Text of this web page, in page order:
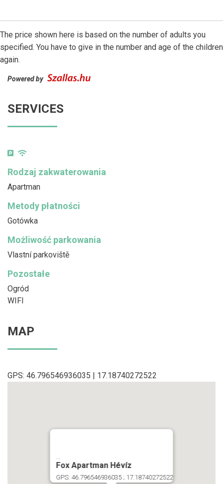
The price shown here is based on the number of adults you
specified. You have to give in the number and age of the children
again.
Powered by
SERVICES
Rodzaj zakwaterowania
Apartman
Metody płatności
Gotówka
Możliwość parkowania
Vlastní parkoviště
Pozostałe
Ogród
WIFI
MAP
GPS: 46.796546936035 | 17.18740272522
Fox Apartman Hévíz
GPS: 46.796546936035 ; 17.18740272522